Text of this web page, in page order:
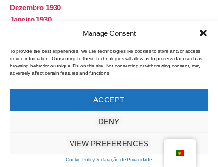
Manage Consent
To provide the best experiences, we use technologies like cookies to store and/or access
device information. Consenting to these technologies will allow us to process data such as
browsing behavior or unique IDs on this site. Not consenting or withdrawing consent, may
adversely affect certain features and functions.
ACCEPT
DENY
VIEW PREFERENCES
Cookie PolicyDeclaração de Privacidade
Dezembro 1930
Janeiro 1930
Janeiro 1927
Janeiro 1926